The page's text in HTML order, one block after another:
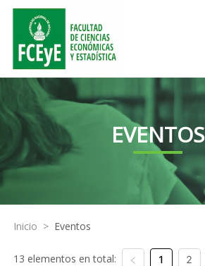
EVENTOS
Inicio > Eventos
13 elementos en total: 1 2